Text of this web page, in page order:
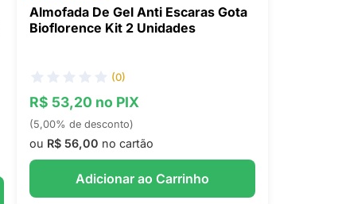
Almofada De Gel Anti Escaras Gota
Bioflorence Kit 2 Unidades
(0)
R$ 53,20 no PIX
(5,00% de desconto)
ou R$ 56,00 no cartão
Adicionar ao Carrinho